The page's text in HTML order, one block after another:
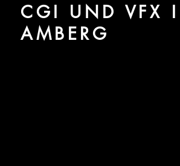
CGI UND VFX
AMBERG